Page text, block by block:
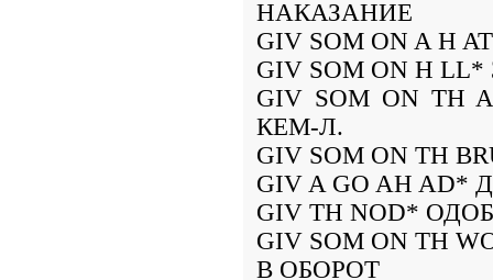
НАКАЗАНИЕ
GIV SOM ON A H
GIV SOM ON H
GIV SOM ON TH
КЕМ-Л.
GIV SOM ON TH
GIV A GO AH
GIV TH NOD*
GIV SOM ON TH
В ОБОРОТ